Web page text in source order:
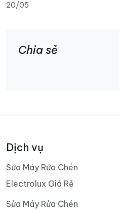
20/05
Chia sẻ
Dịch vụ
Sửa Máy Rửa Chén
Electrolux Giá Rẻ
Sửa Máy Rửa Chén